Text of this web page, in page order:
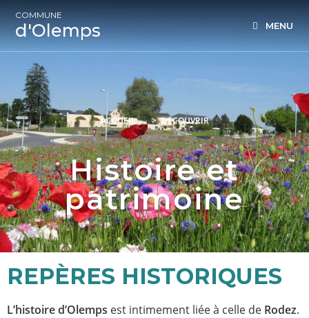
COMMUNE
d'Olemps MENU
ACCUEIL > DÉCOUVRIR
Histoire et
patrimoine
REPÈRES HISTORIQUES
L’histoire d’Olemps est intimement liée à celle de Rodez.